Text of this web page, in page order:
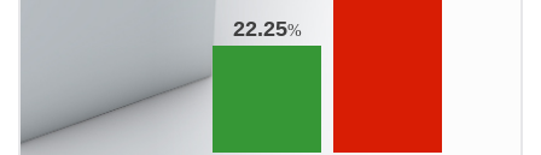
22.25%